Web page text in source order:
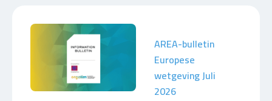
AREA-bulletin
Europese
wetgeving Juli
2026